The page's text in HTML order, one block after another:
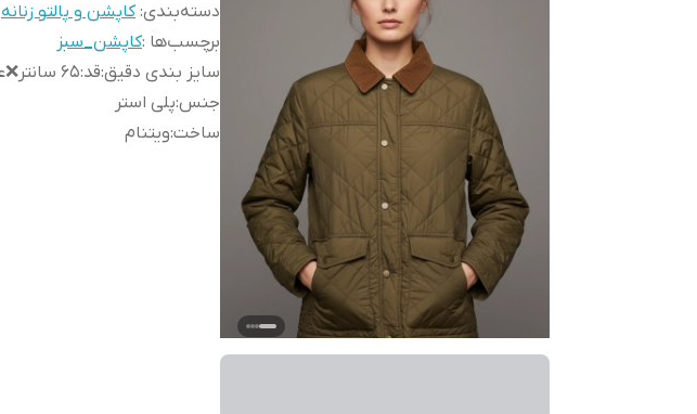
دسته‌بندی:کاپشن و پالتو زنانه
برچسب‌ها :کاپشن_سبز
سایز بندی دقیق:قد:۶۵ سانتر❌عرض سینه:۵۲ سانتر❌شانه:۴۲ سانتر
جنس:پلی استر
ساخت:ویتنام